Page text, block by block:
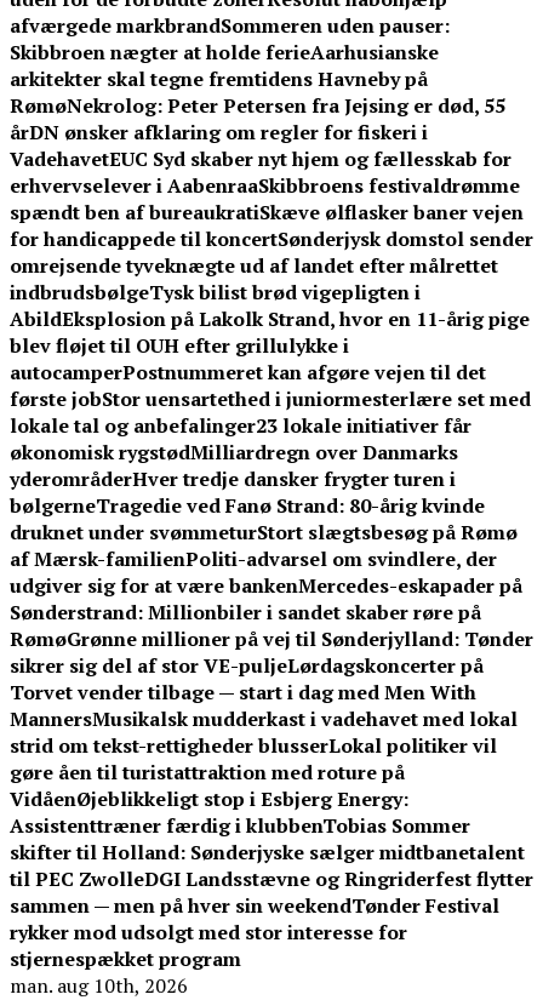
afværgede markbrandSommeren uden pauser:
Skibbroen nægter at holde ferieAarhusianske
arkitekter skal tegne fremtidens Havneby på
RømøNekrolog: Peter Petersen fra Jejsing er død, 55
årDN ønsker afklaring om regler for fiskeri i
VadehavetEUC Syd skaber nyt hjem og fællesskab for
erhvervselever i AabenraaSkibbroens festivaldrømme
spændt ben af bureaukratiSkæve ølflasker baner vejen
for handicappede til koncertSønderjysk domstol sender
omrejsende tyveknægte ud af landet efter målrettet
indbrudsbølgeTysk bilist brød vigepligten i
AbildEksplosion på Lakolk Strand, hvor en 11-årig pige
blev fløjet til OUH efter grillulykke i
autocamperPostnummeret kan afgøre vejen til det
første jobStor uensartethed i juniormesterlære set med
lokale tal og anbefalinger23 lokale initiativer får
økonomisk rygstødMilliardregn over Danmarks
yderområderHver tredje dansker frygter turen i
bølgerneTragedie ved Fanø Strand: 80-årig kvinde
druknet under svømmeturStort slægtsbesøg på Rømø
af Mærsk-familienPoliti-advarsel om svindlere, der
udgiver sig for at være bankenMercedes-eskapader på
Sønderstrand: Millionbiler i sandet skaber røre på
RømøGrønne millioner på vej til Sønderjylland: Tønder
sikrer sig del af stor VE-puljeLørdagskoncerter på
Torvet vender tilbage — start i dag med Men With
MannersMusikalsk mudderkast i vadehavet med lokal
strid om tekst-rettigheder blusserLokal politiker vil
gøre åen til turistattraktion med roture på
VidåenØjeblikkeligt stop i Esbjerg Energy:
Assistenttræner færdig i klubbenTobias Sommer
skifter til Holland: Sønderjyske sælger midtbanetalent
til PEC ZwolleDGI Landsstævne og Ringriderfest flytter
sammen — men på hver sin weekendTønder Festival
rykker mod udsolgt med stor interesse for
stjernespækket program
man. aug 10th, 2026